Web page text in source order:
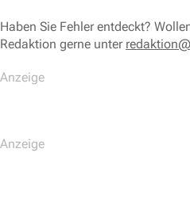
Haben Sie Fehler entdeckt?
Redaktion gerne unter